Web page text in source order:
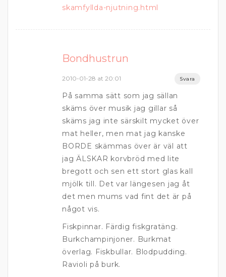
skamfyllda-njutning.html
Bondhustrun
2010-01-28 at 20:01 Svara
På samma sätt som jag sällan
skäms över musik jag gillar så
skäms jag inte särskilt mycket över
mat heller, men mat jag kanske
BORDE skämmas över är väl att
jag ÄLSKAR korvbröd med lite
bregott och sen ett stort glas kall
mjölk till. Det var längesen jag åt
det men mums vad fint det är på
något vis.
Fiskpinnar. Färdig fiskgratäng.
Burkchampinjoner. Burkmat
överlag. Fiskbullar. Blodpudding.
Ravioli på burk.